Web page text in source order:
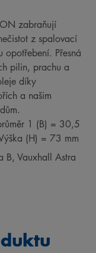
zabraňují
z spalovací
Přesná
pilin, prachu a
díky
a našim
1 (B) = 30,5
(H) = 73 mm
B, Vauxhall Astra